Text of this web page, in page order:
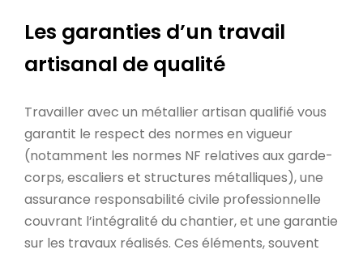
Les garanties d’un travail
artisanal de qualité
Travailler avec un métallier artisan qualifié vous
garantit le respect des normes en vigueur
(notamment les normes NF relatives aux garde-
corps, escaliers et structures métalliques), une
assurance responsabilité civile professionnelle
couvrant l’intégralité du chantier, et une garantie
sur les travaux réalisés. Ces éléments, souvent